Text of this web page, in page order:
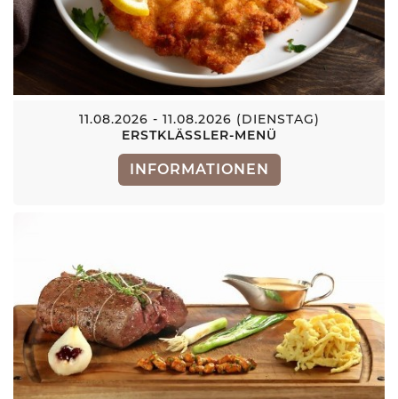
11.08.2026 - 11.08.2026 (DIENSTAG)
ERSTKLÄSSLER-MENÜ
INFORMATIONEN